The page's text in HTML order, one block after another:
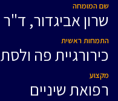
שם המומחה
שרון אביגדור, ד"ר
התמחות ראשית
כירורגיית פה ולסת
מקצוע
רפואת שיניים